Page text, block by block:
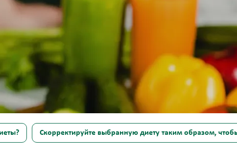
Скорректируйте выбранную диету таким образом,